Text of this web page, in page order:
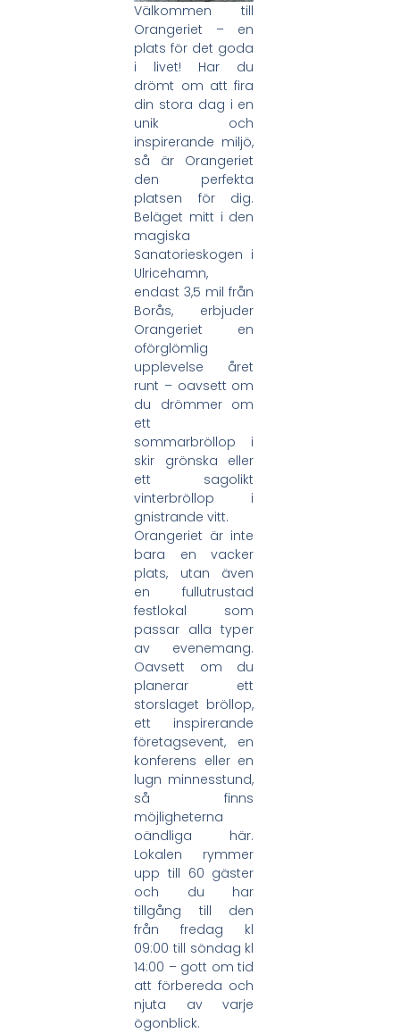
Välkommen till
Orangeriet – en
plats för det goda
i livet! Har du
drömt om att fira
din stora dag i en
unik och
inspirerande miljö,
så är Orangeriet
den perfekta
platsen för dig.
Beläget mitt i den
magiska
Sanatorieskogen i
Ulricehamn,
endast 3,5 mil från
Borås, erbjuder
Orangeriet en
oförglömlig
upplevelse året
runt – oavsett om
du drömmer om
ett
sommarbröllop i
skir grönska eller
ett sagolikt
vinterbröllop i
gnistrande vitt.
Orangeriet är inte
bara en vacker
plats, utan även
en fullutrustad
festlokal som
passar alla typer
av evenemang.
Oavsett om du
planerar ett
storslaget bröllop,
ett inspirerande
företagsevent, en
konferens eller en
lugn minnesstund,
så finns
möjligheterna
oändliga här.
Lokalen rymmer
upp till 60 gäster
och du har
tillgång till den
från fredag kl
09:00 till söndag kl
14:00 – gott om tid
att förbereda och
njuta av varje
ögonblick.